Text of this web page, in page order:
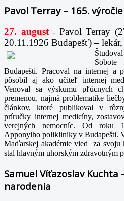
Pavol Terray – 165.
27. august- Pavol Terray
20.11.1926 Budapešť) –
Budapešti. Pracoval na internej a
pôsobil aj ako učiteľ internej
Venoval sa výskumu pľúcnych
premenou, najmä problematike
článkov, ktoré publikoval v
príručky internej medicíny,
verejných nemocníc. Od roku
Apponyiho polikliniky v Budapešti.
Maďarskej akadémie vied za
stal hlavným uhorským zdravotným
Samuel Víťazoslav Kuchta
narodenia